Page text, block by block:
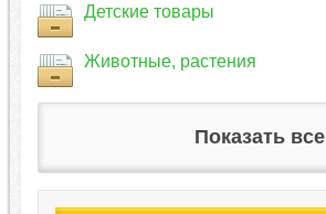
Детские товары
Животные, растения
Показать все